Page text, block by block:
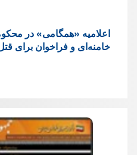
اعلامیه «همگامی» در
خامنه‌ای و فراخوان برای